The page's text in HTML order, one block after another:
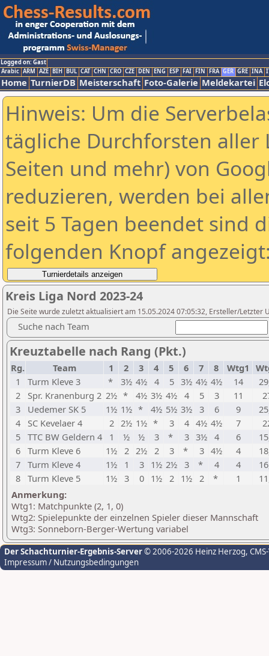
Logged on: Gast
Arabic ARM AZE BIH BUL CAT CHN CRO CZE DEN ENG ESP FAI FIN FRA GER GRE INA
Home TurnierDB Meisterschaft Foto-Galerie Meldekartei
Hinweis: Um die
tägliche Durchforsten aller
Seiten und mehr) von
reduzieren, werden bei
seit 5 Tagen beendet sind
folgenden Knopf
Kreis Liga Nord 2023-24
Die Seite wurde zuletzt aktualisiert am 15.05.2024 07:05:32, Ersteller/Letzter
Suche nach Team
Kreuztabelle nach Rang (Pkt.)
Rg. Team 1 2 3 4 5 6 7 8 Wtg1
1
Turm Kleve 3 * 3½ 4½ 4 5 3½ 4½ 4½ 14
2
Spr. Kranenburg 2 2½ * 4½ 3½ 4½ 4 5 3 11
3
Uedemer SK 5 1½ 1½ * 4½ 5½ 3½ 3 6 9
4
SC Kevelaer 4 2 2½ 1½ * 3 4 4½ 4½ 7
5 TTC BW Geldern 4 1 ½ ½ 3 * 3 3½ 4 6
6 Turm Kleve 6 1½ 2 2½ 2 3 * 3 4½ 4
7 Turm Kleve 4 1½ 1 3 1½ 2½ 3 * 4 4
8 Turm Kleve 5 1½ 3 0 1½ 2 1½ 2 * 1
Anmerkung:
Wtg1: Matchpunkte (2, 1, 0)
Wtg2: Spielepunkte der einzelnen Spieler dieser Mannschaft
Wtg3: Sonneborn-Berger-Wertung variabel
Der Schachturnier-Ergebnis-Server© 2006-2026 Heinz Herzog,
Impressum / Nutzungsbedingungen